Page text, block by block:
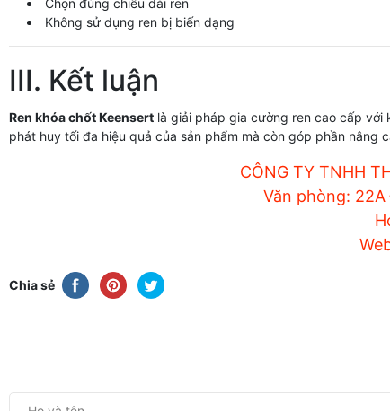
Chọn đúng chiều dài ren
Không sử dụng ren bị biến dạng
III. Kết luận
Ren khóa chốt Keensert là giải pháp gia cường ren cao cấp
phát huy tối đa hiệu quả của sản phẩm mà còn góp phần nâng
CÔNG TY TNHH
Văn phòng: 22A
Chia sẻ